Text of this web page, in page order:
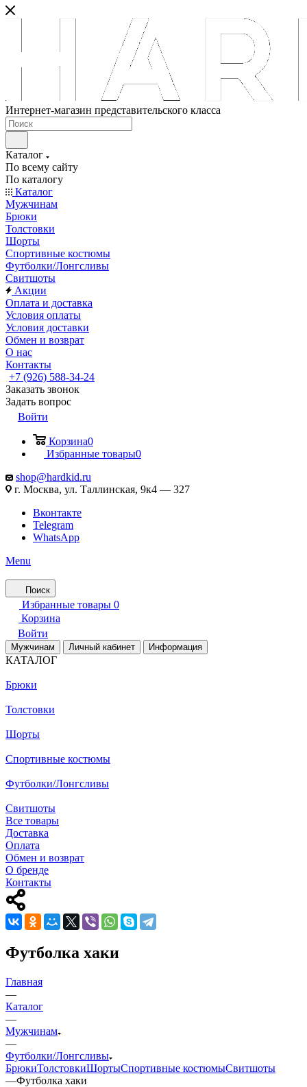
Интернет-магазин представительского класса
Каталог
По всему сайту
По каталогу
Каталог
Мужчинам
Брюки
Толстовки
Шорты
Спортивные костюмы
Футболки/Лонгсливы
Свитшоты
Акции
Оплата и доставка
Условия оплаты
Условия доставки
Обмен и возврат
О нас
Контакты
+7 (926) 588-34-24
Заказать звонок
Задать вопрос
Войти
Корзина0
Избранные товары0
shop@hardkid.ru
г. Москва, ул. Таллинская, 9к4 — 327
Вконтакте
Telegram
WhatsApp
Menu
Поиск
Избранные товары 0
Корзина
Войти
Мужчинам Личный кабинет Информация
КАТАЛОГ
Брюки
Толстовки
Шорты
Спортивные костюмы
Футболки/Лонгсливы
Свитшоты
Все товары
Доставка
Оплата
Обмен и возврат
О бренде
Контакты
Футболка хаки
Главная
—
Каталог
—
Мужчинам
—
Футболки/Лонгсливы
БрюкиТолстовкиШортыСпортивные костюмыСвитшоты
—Футболка хаки